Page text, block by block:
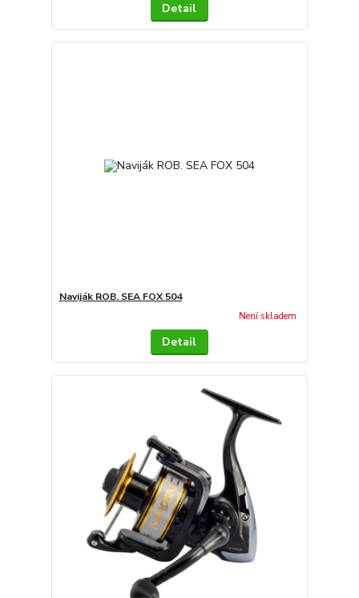
Detail
Naviják ROB. SEA FOX 504
Není skladem
Detail